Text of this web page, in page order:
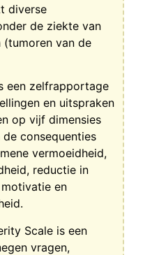
diverse
de ziekte van
van de
een zelfrapportage
en uitspraken
op vijf dimensies
consequenties
vermoeidheid,
reductie in
en
Scale is een
vragen,